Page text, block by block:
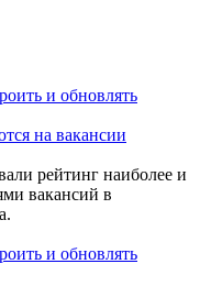
на вакансии
рейтинг наиболее и
вакансий в